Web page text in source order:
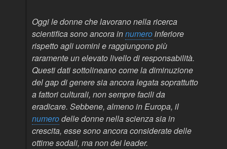
Oggi le donne che lavorano nella ricerca
scientifica sono ancora innumeroinferiore
rispetto agli uomini e raggiungono più
raramente un elevato livello di responsabilità.
Questi dati sottolineano come la diminuzione
delgapdi genere sia ancora legata soprattutto
a fattori culturali, non sempre facili da
eradicare. Sebbene, almeno in Europa, il
numerodelle donne nella scienza sia in
crescita, esse sono ancora considerate delle
ottime sodali, ma non deileader.